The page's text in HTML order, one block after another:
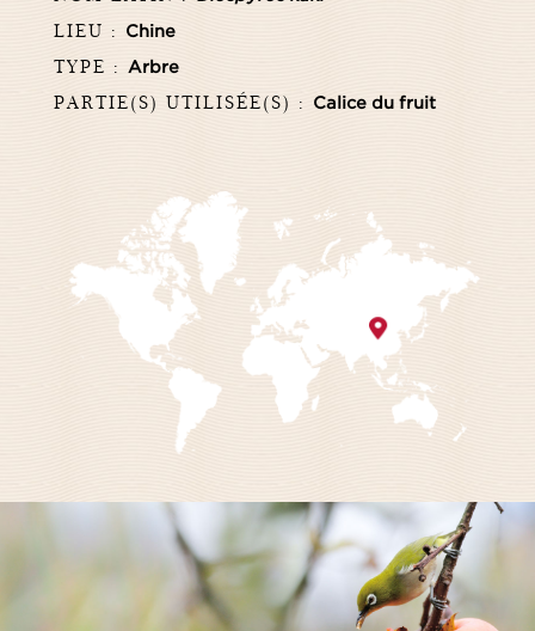
LIEU : Chine
TYPE : Arbre
PARTIE(S) UTILISÉE(S) : Calice du fruit